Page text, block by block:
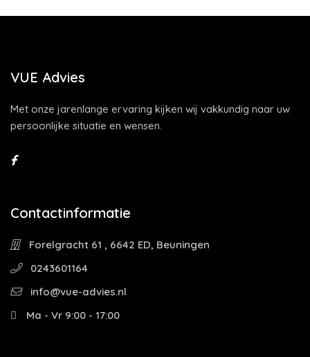
VUE Advies
Met onze jarenlange ervaring kijken wij vakkundig naar uw
persoonlijke situatie en wensen.
Contactinformatie
Forelgracht 61 , 6642 ED, Beuningen
0243601164
info@vue-advies.nl
Ma - Vr 9:00 - 17:00